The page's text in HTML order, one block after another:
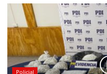
Policial